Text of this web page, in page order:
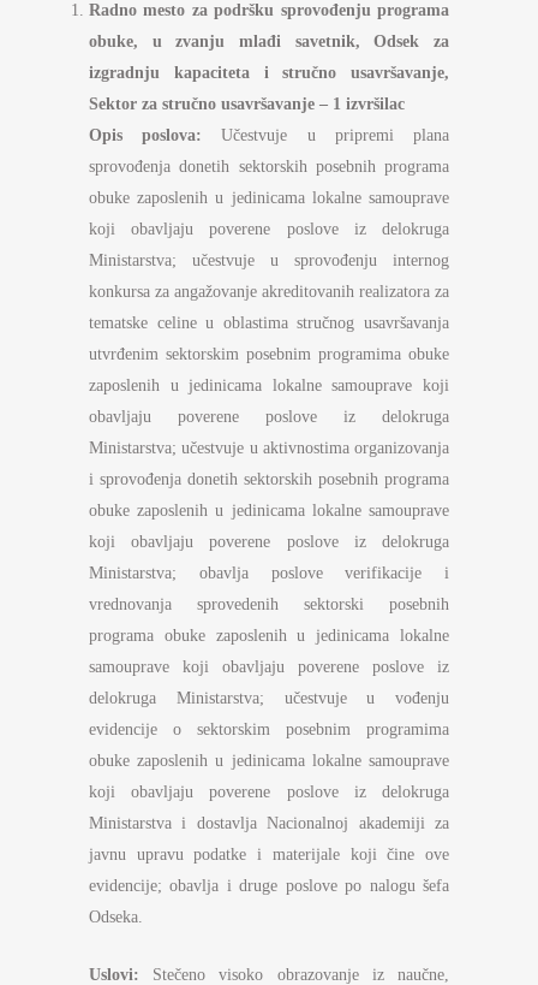
Radno mesto zapodršku sprovođenju programa
obuke, u zvanju mlađi savetnik, Odsek za
izgradnju kapaciteta i stručno usavršavanje,
Sektor za stručno usavršavanje – 1 izvršilac
Opis poslova: Učestvuje u pripremi plana
sprovođenja donetih sektorskih posebnih programa
obuke zaposlenih u jedinicama lokalne samouprave
koji obavljaju poverene poslove iz delokruga
Ministarstva; učestvuje u sprovođenju internog
konkursa za angažovanje akreditovanih realizatora za
tematske celine u oblastima stručnog usavršavanja
utvrđenim sektorskim posebnim programima obuke
zaposlenih u jedinicama lokalne samouprave koji
obavljaju poverene poslove iz delokruga
Ministarstva; učestvuje u aktivnostima organizovanja
i sprovođenja donetih sektorskih posebnih programa
obuke zaposlenih u jedinicama lokalne samouprave
koji obavljaju poverene poslove iz delokruga
Ministarstva; obavlja poslove verifikacije i
vrednovanja sprovedenih sektorski posebnih
programa obuke zaposlenih u jedinicama lokalne
samouprave koji obavljaju poverene poslove iz
delokruga Ministarstva; učestvuje u vođenju
evidencije o sektorskim posebnim programima
obuke zaposlenih u jedinicama lokalne samouprave
koji obavljaju poverene poslove iz delokruga
Ministarstva i dostavlja Nacionalnoj akademiji za
javnu upravu podatke i materijale koji čine ove
evidencije; obavlja i druge poslove po nalogu šefa
Odseka.
Uslovi: Stečeno visoko obrazovanje iz naučne,